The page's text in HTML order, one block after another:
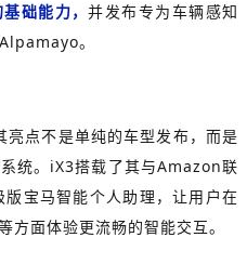
础能力，并发布专为车辆感知
。
亮点不是单纯的车型发布，而是
统。iX3搭载了其与Amazon联
宝马智能个人助理，让用户在
方面体验更流畅的智能交互。